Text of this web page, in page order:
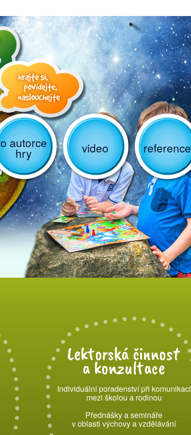
o autorce
hry video reference
Lektorská činnost
a konzultace
Individuální poradenství při komunikaci
mezi školou a rodinou
Přednášky a semináře
v oblasti výchovy a vzdělávání